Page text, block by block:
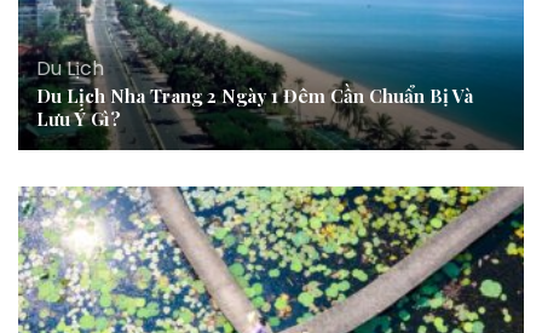
Du Lịch
Du Lịch Nha Trang 2 Ngày 1 Đêm Cần Chuẩn Bị Và
Lưu Ý Gì?